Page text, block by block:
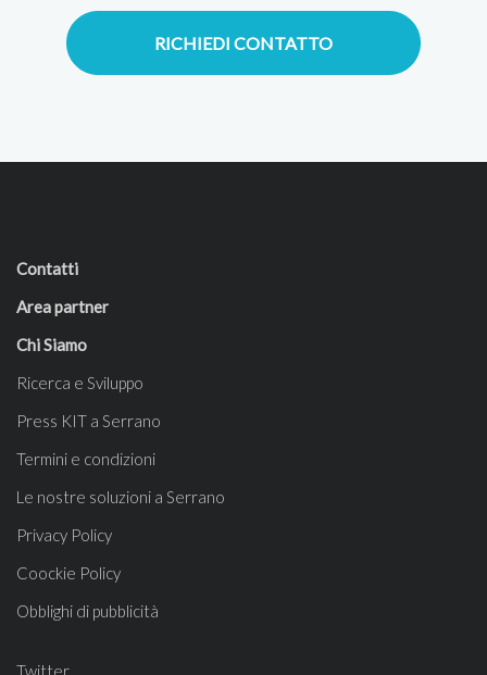
RICHIEDI CONTATTO
Contatti
Area partner
Chi Siamo
Ricerca e Sviluppo
Press KIT a Serrano
Termini e condizioni
Le nostre soluzioni a Serrano
Privacy Policy
Coockie Policy
Obblighi di pubblicità
Twitter